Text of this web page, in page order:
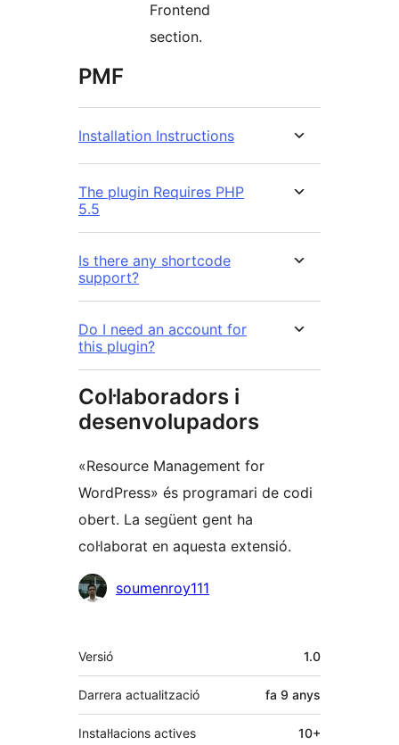
Frontend
section.
PMF
Installation Instructions
The plugin Requires PHP
5.5
Is there any shortcode
support?
Do I need an account for
this plugin?
Col·laboradors i
desenvolupadors
«Resource Management for
WordPress» és programari de codi
obert. La següent gent ha
col·laborat en aquesta extensió.
Col·laboradors
soumenroy111
Meta
Versió 1.0
Darrera actualització fa 9 anys
Instal·lacions actives 10+